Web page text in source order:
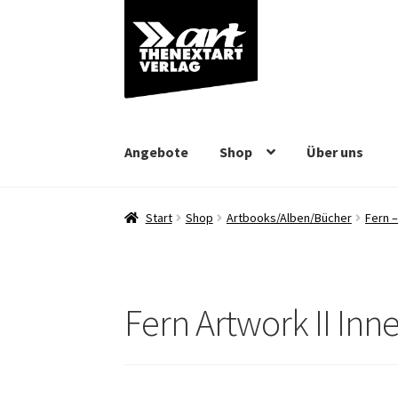
Zur
Navigation
springen
Zum
Inhalt
springen
Angebote Shop Über uns
Start Shop Artbooks/Alben/Bücher Fern
Fern Artwork II